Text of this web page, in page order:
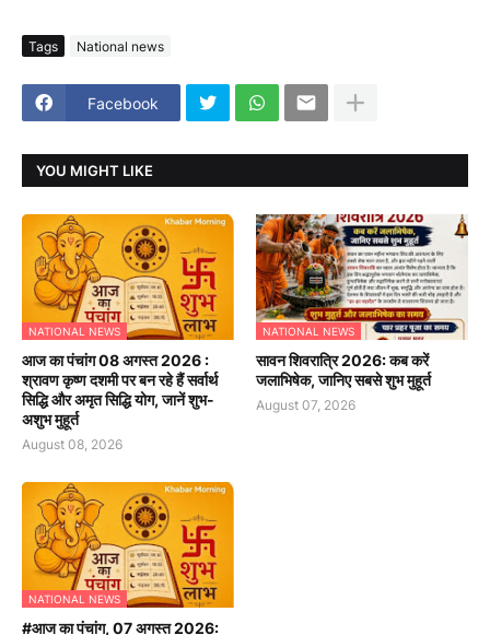
Tags National news
Facebook
YOU MIGHT LIKE
NATIONAL NEWS
आज का पंचांग 08 अगस्त 2026 :
श्रावण कृष्ण दशमी पर बन रहे हैं सर्वार्थ
सिद्धि और अमृत सिद्धि योग, जानें शुभ-
अशुभ मुहूर्त
August 08, 2026
NATIONAL NEWS
सावन शिवरात्रि 2026: कब करें
जलाभिषेक, जानिए सबसे शुभ मुहूर्त
August 07, 2026
NATIONAL NEWS
#आज का पंचांग, 07 अगस्त 2026: